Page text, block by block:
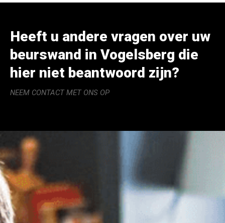
Heeft u andere vragen over uw
beurswand in Vogelsberg die
hier niet beantwoord zijn?
NEEM CONTACT MET ONS OP